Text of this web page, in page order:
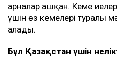
арналар ашқан. Кеме
үшін өз кемелері туралы
алады.
Бұл Қазақстан үшін